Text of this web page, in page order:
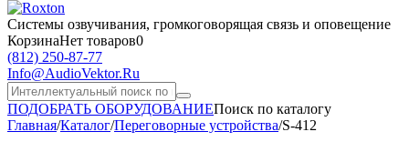
Системы озвучивания, громкоговорящая связь и оповещение
КорзинаНет товаров0
(812) 250-87-77
Info@AudioVektor.Ru
ПОДОБРАТЬ ОБОРУДОВАНИЕПоиск по каталогу
Главная/Каталог/Переговорные устройства/S-412